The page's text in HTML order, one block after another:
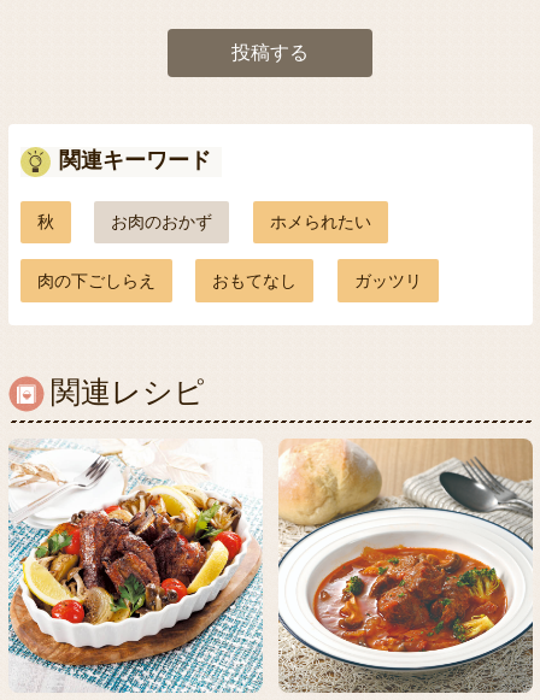
投稿する
関連キーワード
秋 お肉のおかず ホメられたい
肉の下ごしらえ おもてなし ガッツリ
関連レシピ